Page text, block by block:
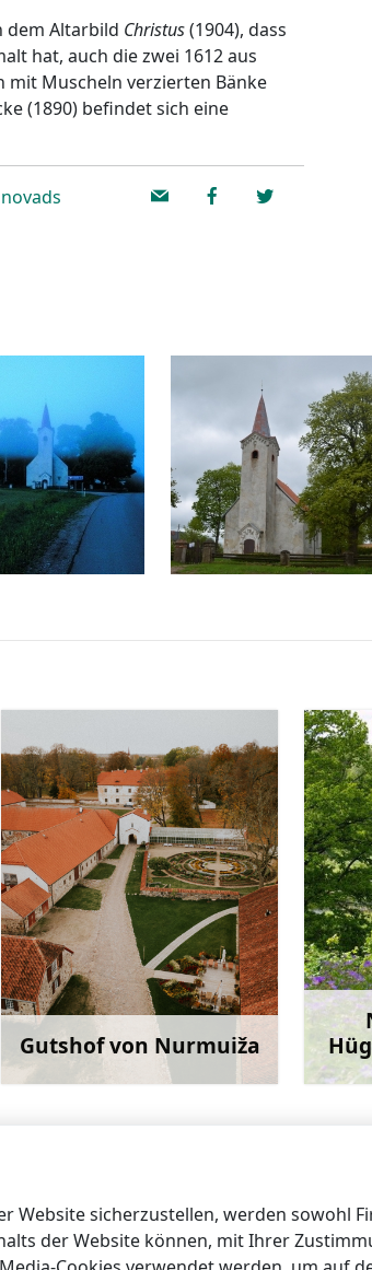
dem Altarbild Christus(1904), dass
hat, auch die zwei 1612 aus
mit Muscheln verzierten Bänke
(1890) befindet sich eine
Gutshof von Nurmuiža
Mehr
Website sicherzustellen, werden sowohl
der Website können, mit Ihrer